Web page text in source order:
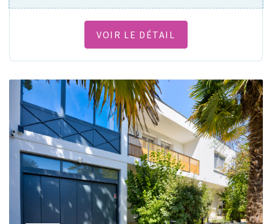
VOIR LE DÉTAIL